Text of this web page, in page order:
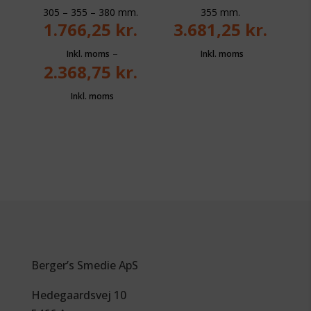
305 – 355 – 380 mm.
1.766,25 kr.
–
2.368,75 kr.
355 mm.
3.681,25 kr.
Berger’s Smedie ApS
Hedegaardsvej 10